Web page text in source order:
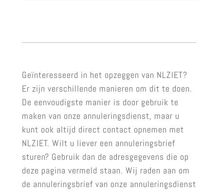
Geïnteresseerd in het opzeggen van NLZIET?
Er zijn verschillende manieren om dit te doen.
De eenvoudigste manier is door gebruik te
maken van onze annuleringsdienst, maar u
kunt ook altijd direct contact opnemen met
NLZIET. Wilt u liever een annuleringsbrief
sturen? Gebruik dan de adresgegevens die op
deze pagina vermeld staan. Wij raden aan om
de annuleringsbrief van onze annuleringsdienst